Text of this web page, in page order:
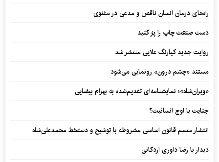
راه‌های درمان انسان ناقص و مدعی در مثنوی
دست صنعت چاپ را پرُ کنید
روایت جدید کیارنگ علایی منتشر شد
مستند «چشم درون» رونمایی می‌شود
«ویران‌شاه»؛ نمایشنامه‌ای تقدیم‌شده به بهرام بیضایی
جنایت یا اوج انسانیت؟
انتشار متمم قانون اساسی مشروطه با توشیح و دستخط محمدعلی‌شاه
دیدار با رضا داوری اردکانی